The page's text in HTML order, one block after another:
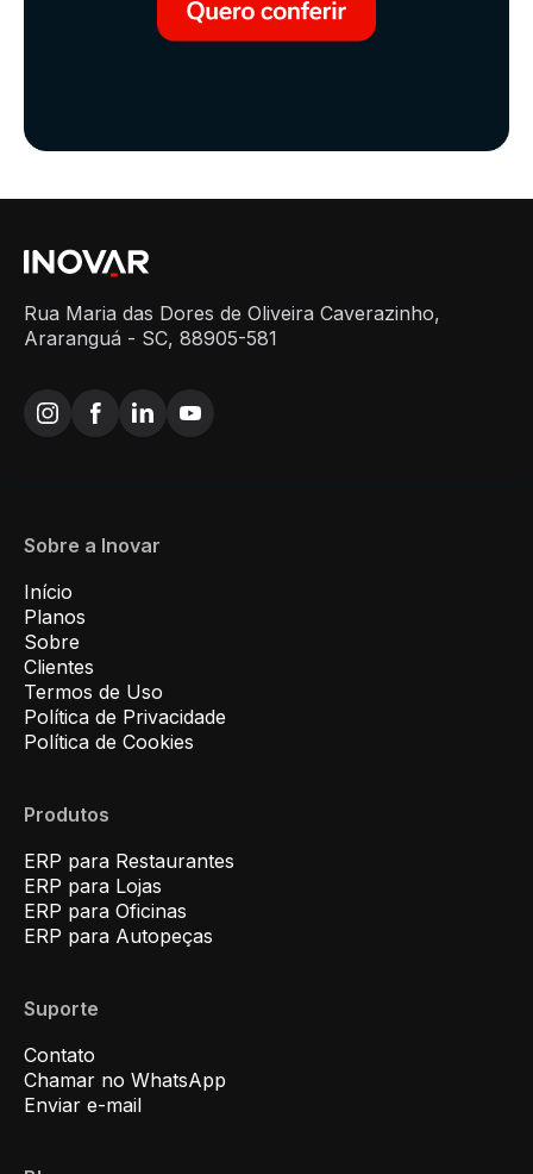
Rua Maria das Dores de Oliveira Caverazinho,
Araranguá - SC, 88905-581
Sobre a Inovar
Início
Planos
Sobre
Clientes
Termos de Uso
Política de Privacidade
Política de Cookies
Produtos
ERP para Restaurantes
ERP para Lojas
ERP para Oficinas
ERP para Autopeças
Suporte
Contato
Chamar no WhatsApp
Enviar e-mail